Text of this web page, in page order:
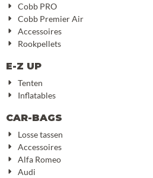
Cobb PRO
Cobb Premier Air
Accessoires
Rookpellets
E-Z UP
Tenten
Inflatables
CAR-BAGS
Losse tassen
Accessoires
Alfa Romeo
Audi